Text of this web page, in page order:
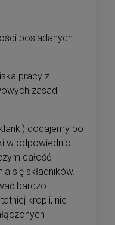
posiadanych
pracy z
zasad
dodajemy po
w odpowiednio
całość
się składników.
bardzo
kropli, nie